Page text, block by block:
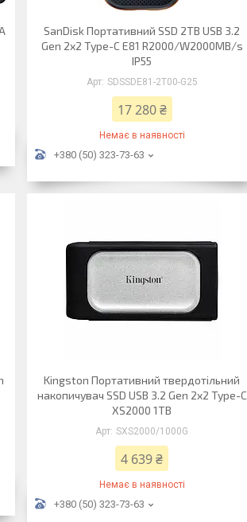
SanDisk Портативний SSD 2TB USB 3.2
Gen 2x2 Type-C E81 R2000/W2000MB/s
IP55
SDSSDE81-2T00-G25
17 280 ₴
Немає в наявності
+380 (50) 323-73-63
Kingston Портативний твердотільний
накопичувач SSD USB 3.2 Gen 2x2 Type-C
XS2000 1TB
SXS2000/1000G
4 639 ₴
Немає в наявності
+380 (50) 323-73-63